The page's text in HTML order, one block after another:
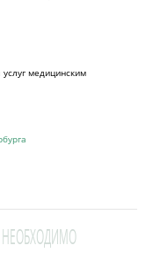
медицинским